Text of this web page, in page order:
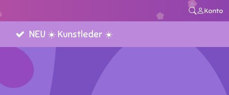
Konto
NEU ☀️ Kunstleder ☀️